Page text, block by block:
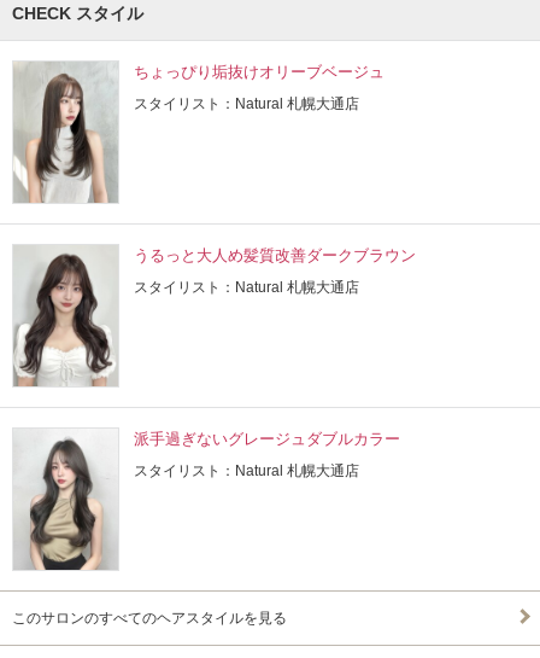
CHECK スタイル
ちょっぴり垢抜けオリーブベージュ
スタイリスト：Natural 札幌大通店
うるっと大人め髪質改善ダークブラウン
スタイリスト：Natural 札幌大通店
派手過ぎないグレージュダブルカラー
スタイリスト：Natural 札幌大通店
このサロンのすべてのヘアスタイルを見る